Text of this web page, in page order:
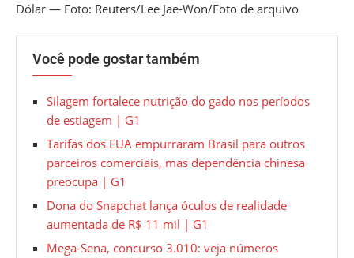
Dólar — Foto: Reuters/Lee Jae-Won/Foto de arquivo
Você pode gostar também
Silagem fortalece nutrição do gado nos períodos
de estiagem | G1
Tarifas dos EUA empurraram Brasil para outros
parceiros comerciais, mas dependência chinesa
preocupa | G1
Dona do Snapchat lança óculos de realidade
aumentada de R$ 11 mil | G1
Mega-Sena, concurso 3.010: veja números